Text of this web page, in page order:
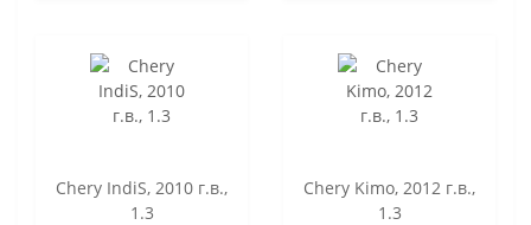
Chery IndiS, 2010 г.в.,
1.3
Chery Kimo, 2012 г.в.,
1.3